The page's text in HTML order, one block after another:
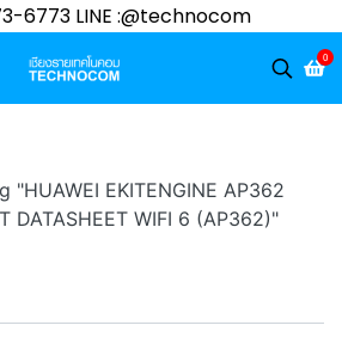
6773 LINE :@technocom
0
"HUAWEI EKITENGINE AP362
DATASHEET WIFI 6 (AP362)"